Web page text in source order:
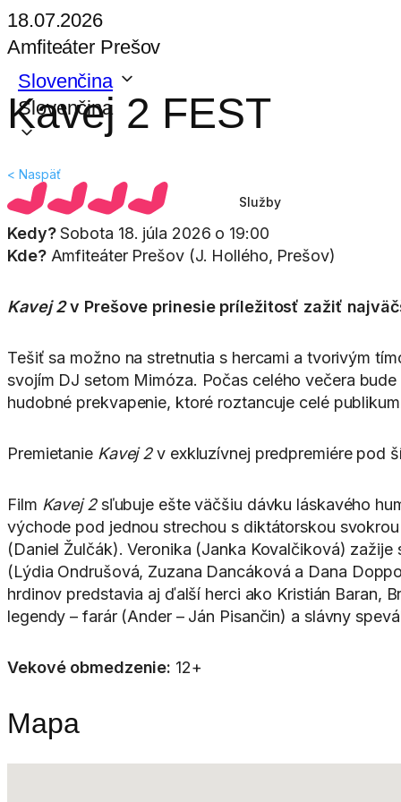
Slovenčina
Slovenčina
Služby
18.07.2026
Amfiteáter Prešov
Kavej 2 FEST
< Naspäť
Kedy?Sobota 18. júla 2026 o 19:00
Kde?Amfiteáter Prešov (J. Hollého, Prešov)
Kavej 2v Prešove prinesie príležitosť zažiť
Tešiť sa možno na stretnutia s hercami a tvorivým
svojím DJ setom Mimóza. Počas celého večera
hudobné prekvapenie, ktoré roztancuje celé
Premietanie Kavej 2v exkluzívnej predpremiére pod
Film Kavej 2sľubuje ešte väčšiu dávku láskavého
východe pod jednou strechou s diktátorskou
(Daniel Žulčák). Veronika (Janka Kovalčiková)
(Lýdia Ondrušová, Zuzana Dancáková a Dana
hrdinov predstavia aj ďalší herci ako Kristián Baran,
legendy – farár (Ander – Ján Pisančin) a slávny
Vekové obmedzenie: 12+
Mapa